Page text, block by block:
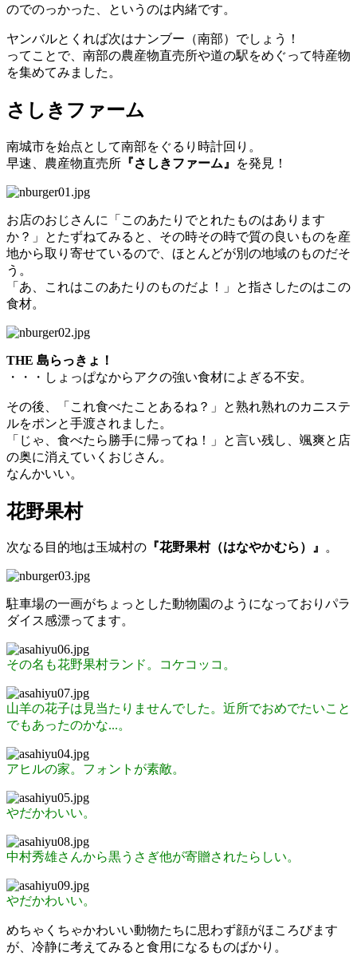
のでのっかった、というのは内緒です。
ヤンバルとくれば次はナンブー（南部）でしょう！
ってことで、南部の農産物直売所や道の駅をめぐって特産物
を集めてみました。
さしきファーム
南城市を始点として南部をぐるり時計回り。
早速、農産物直売所 『さしきファーム』 を発見！
お店のおじさんに「このあたりでとれたものはあります
か？」とたずねてみると、その時その時で質の良いものを産
地から取り寄せているので、ほとんどが別の地域のものだそ
う。
「あ、これはこのあたりのものだよ！」と指さしたのはこの
食材。
THE 島らっきょ！
・・・しょっぱなからアクの強い食材によぎる不安。
その後、「これ食べたことあるね？」と熟れ熟れのカニステ
ルをポンと手渡されました。
「じゃ、食べたら勝手に帰ってね！」と言い残し、颯爽と店
の奥に消えていくおじさん。
なんかいい。
花野果村
次なる目的地は玉城村の 『花野果村（はなやかむら）』 。
駐車場の一画がちょっとした動物園のようになっておりパラ
ダイス感漂ってます。
その名も花野果村ランド。コケコッコ。
山羊の花子は見当たりませんでした。近所でおめでたいこと
でもあったのかな...。
アヒルの家。フォントが素敵。
やだかわいい。
中村秀雄さんから黒うさぎ他が寄贈されたらしい。
やだかわいい。
めちゃくちゃかわいい動物たちに思わず顔がほころびます
が、冷静に考えてみると食用になるものばかり。